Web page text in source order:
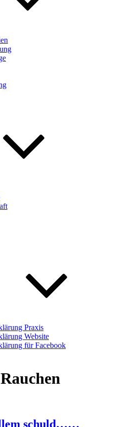
Praxis
Website
für Facebook
Rauchen
schuld……